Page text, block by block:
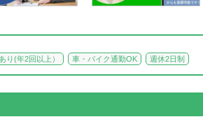
り(年2回以上） 車・バイク通勤OK 週休2日制